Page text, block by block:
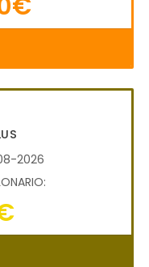
2026